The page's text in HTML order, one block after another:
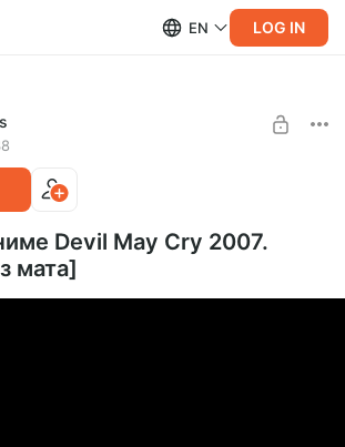
EN LOG IN
Devil May Cry 2007.
мата]